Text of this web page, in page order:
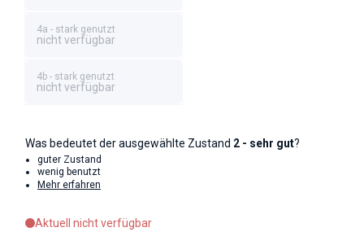
4a - stark genutzt
nicht verfügbar
4b - stark genutzt
nicht verfügbar
Was bedeutet der ausgewählte Zustand 2 - sehr gut?
guter Zustand
wenig benutzt
Mehr erfahren
Aktuell nicht verfügbar